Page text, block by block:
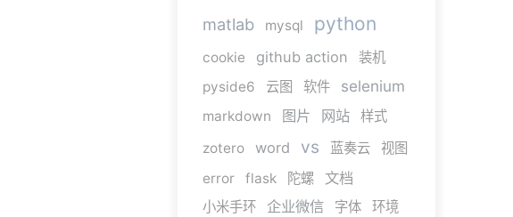
matlab mysql python
cookie github action
装机
pyside6
云图 软件 selenium
markdown 图片 网站
样式
zotero
word vs 蓝奏云
视图
error
flask 陀螺 文档
小米手环 企业微信 字体
环境